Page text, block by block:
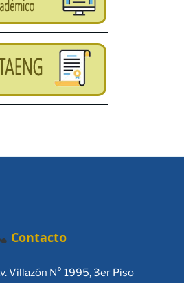
Contacto
Villazón N° 1995, 3er Piso